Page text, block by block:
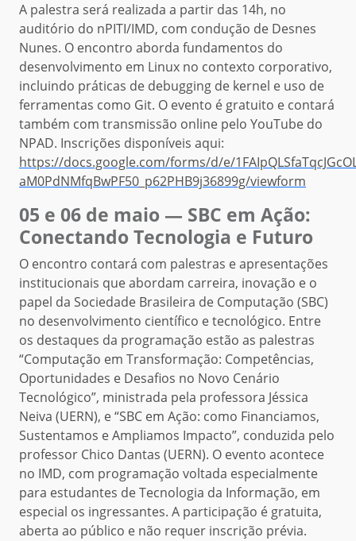
A palestra será realizada a partir das 14h, no
auditório do nPITI/IMD, com condução de Desnes
Nunes. O encontro aborda fundamentos do
desenvolvimento em Linux no contexto corporativo,
incluindo práticas de debugging de kernel e uso de
ferramentas como Git. O evento é gratuito e contará
também com transmissão online pelo YouTube do
NPAD. Inscrições disponíveis aqui:
https://docs.google.com/forms/d/e/
aM0PdNMfqBwPF50_p62PHB9j36899g/viewform
05 e 06 de maio — SBC em Ação:
Conectando Tecnologia e Futuro
O encontro contará com palestras e apresentações
institucionais que abordam carreira, inovação e o
papel da Sociedade Brasileira de Computação (SBC)
no desenvolvimento científico e tecnológico. Entre
os destaques da programação estão as palestras
“Computação em Transformação: Competências,
Oportunidades e Desafios no Novo Cenário
Tecnológico”, ministrada pela professora Jéssica
Neiva (UERN), e “SBC em Ação: como Financiamos,
Sustentamos e Ampliamos Impacto”, conduzida pelo
professor Chico Dantas (UERN). O evento acontece
no IMD, com programação voltada especialmente
para estudantes de Tecnologia da Informação, em
especial os ingressantes. A participação é gratuita,
aberta ao público e não requer inscrição prévia.